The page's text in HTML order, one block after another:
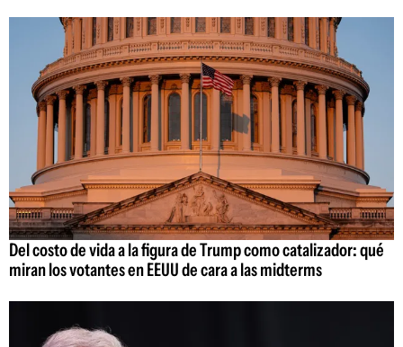
Del costo de vida a la figura de Trump como catalizador: qué
miran los votantes en EEUU de cara a las midterms